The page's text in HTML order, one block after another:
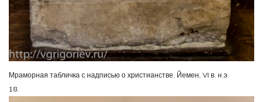
Мраморная табличка с надписью о христианстве. Йемен, VI в. н.э.
18.